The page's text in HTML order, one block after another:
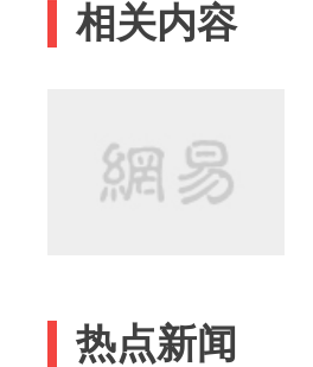
相关内容
热点新闻